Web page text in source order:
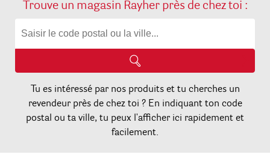
Trouve un magasin Rayher près de chez toi :
Tu es intéressé par nos produits et tu cherches un
revendeur près de chez toi ? En indiquant ton code
postal ou ta ville, tu peux l'afficher ici rapidement et
facilement.